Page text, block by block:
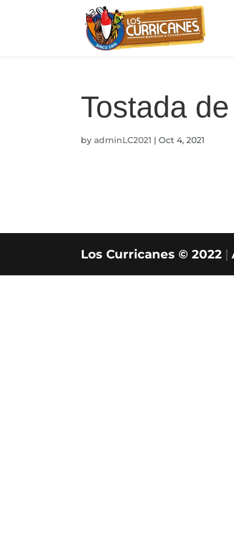
Tostada
byadminLC2021 |Oct 4, 2021
Los Curricanes © 2022 |